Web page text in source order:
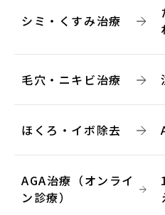
シミ・くすみ治療
毛穴・ニキビ治療
ほくろ・イボ除去
AGA治療（オンライ
ン診療）